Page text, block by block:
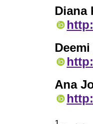
Diana
Ana